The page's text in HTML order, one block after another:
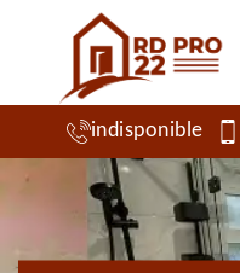
indisponible